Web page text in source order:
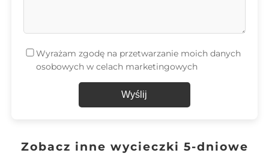
Wyrażam zgodę na przetwarzanie moich danych
osobowych w celach marketingowych
Wyślij
Zobacz inne wycieczki 5-dniowe